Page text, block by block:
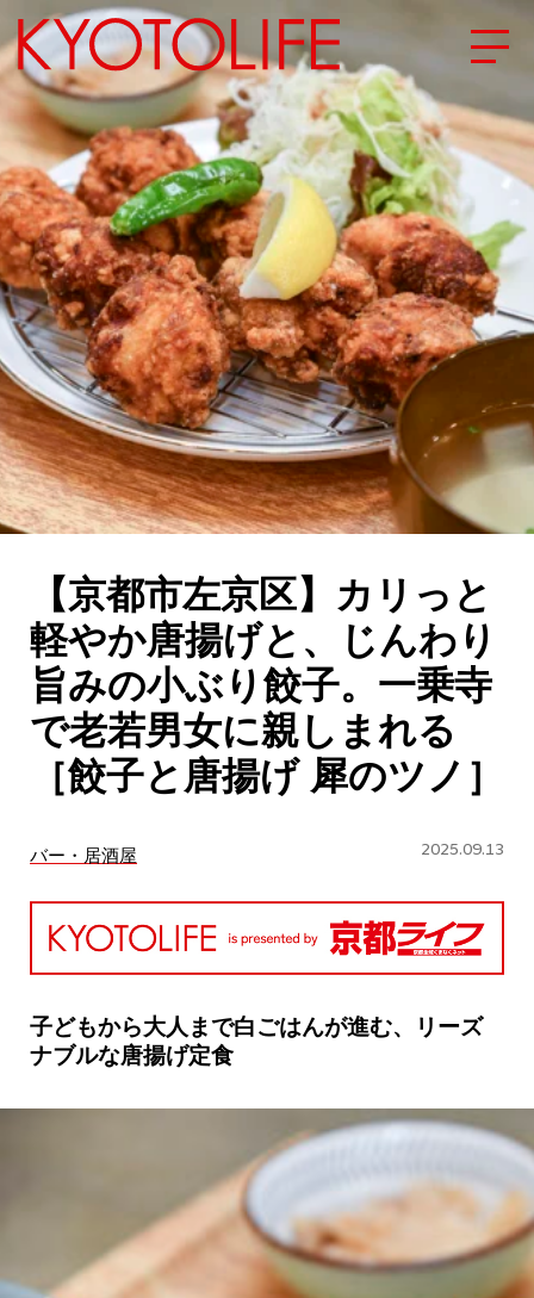
エリアから探す
地図から探す
カテゴリーから探す
SPECIAL
NEW OPEN
SERIES
CULTURE
ABOUT US
Instagram
チケットプレゼント応募
MAIN MENU
SERIES
カレーが好き
京都おやつクラブ
私と店のはなし
今月の京みやげ
【京都市左京区】カリっと
軽やか唐揚げと、じんわり
旨みの小ぶり餃子。一乗寺
で老若男女に親しまれる
［餃子と唐揚げ 犀のツノ］
バー・居酒屋 2025.09.13
子どもから大人まで白ごはんが進む、リーズ
ナブルな唐揚げ定食